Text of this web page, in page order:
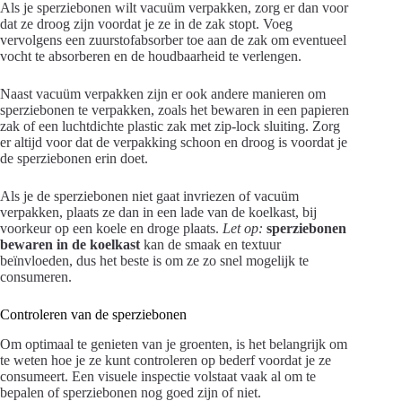
Als je sperziebonen wilt vacuüm verpakken, zorg er dan voor
dat ze droog zijn voordat je ze in de zak stopt. Voeg
vervolgens een zuurstofabsorber toe aan de zak om eventueel
vocht te absorberen en de houdbaarheid te verlengen.
Naast vacuüm verpakken zijn er ook andere manieren om
sperziebonen te verpakken, zoals het bewaren in een papieren
zak of een luchtdichte plastic zak met zip-lock sluiting. Zorg
er altijd voor dat de verpakking schoon en droog is voordat je
de sperziebonen erin doet.
Als je de sperziebonen niet gaat invriezen of vacuüm
verpakken, plaats ze dan in een lade van de koelkast, bij
voorkeur op een koele en droge plaats. Let op: sperziebonen
bewaren in de koelkast kan de smaak en textuur
beïnvloeden, dus het beste is om ze zo snel mogelijk te
consumeren.
Controleren van de sperziebonen
Om optimaal te genieten van je groenten, is het belangrijk om
te weten hoe je ze kunt controleren op bederf voordat je ze
consumeert. Een visuele inspectie volstaat vaak al om te
bepalen of sperziebonen nog goed zijn of niet.